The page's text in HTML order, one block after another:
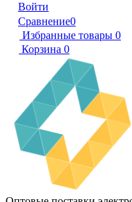
Войти
Сравнение0
Избранные товары 0
Корзина 0